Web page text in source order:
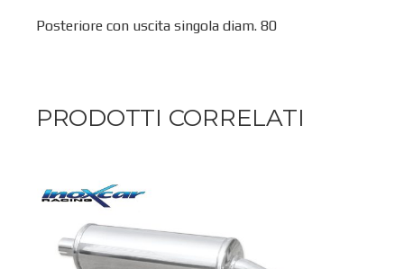
Posteriore con uscita singola diam. 80
PRODOTTI CORRELATI